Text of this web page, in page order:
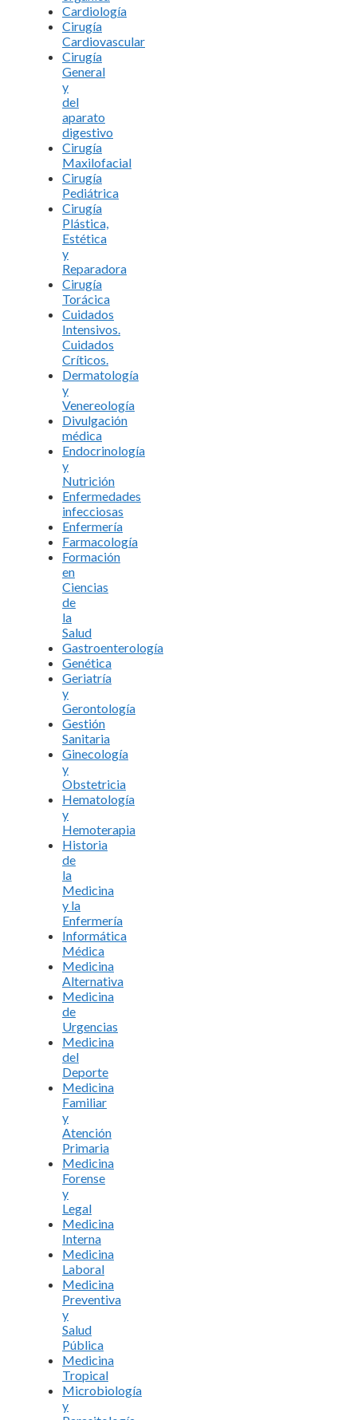
Cardiología
Cirugía
Cardiovascular
Cirugía
General
y
del
aparato
digestivo
Cirugía
Maxilofacial
Cirugía
Pediátrica
Cirugía
Plástica,
Estética
y
Reparadora
Cirugía
Torácica
Cuidados
Intensivos.
Cuidados
Críticos.
Dermatología
y
Venereología
Divulgación
médica
Endocrinología
y
Nutrición
Enfermedades
infecciosas
Enfermería
Farmacología
Formación
en
Ciencias
de
la
Salud
Gastroenterología
Genética
Geriatría
y
Gerontología
Gestión
Sanitaria
Ginecología
y
Obstetricia
Hematología
y
Hemoterapia
Historia
de
la
Medicina
y la
Enfermería
Informática
Médica
Medicina
Alternativa
Medicina
de
Urgencias
Medicina
del
Deporte
Medicina
Familiar
y
Atención
Primaria
Medicina
Forense
y
Legal
Medicina
Interna
Medicina
Laboral
Medicina
Preventiva
y
Salud
Pública
Medicina
Tropical
Microbiología
y